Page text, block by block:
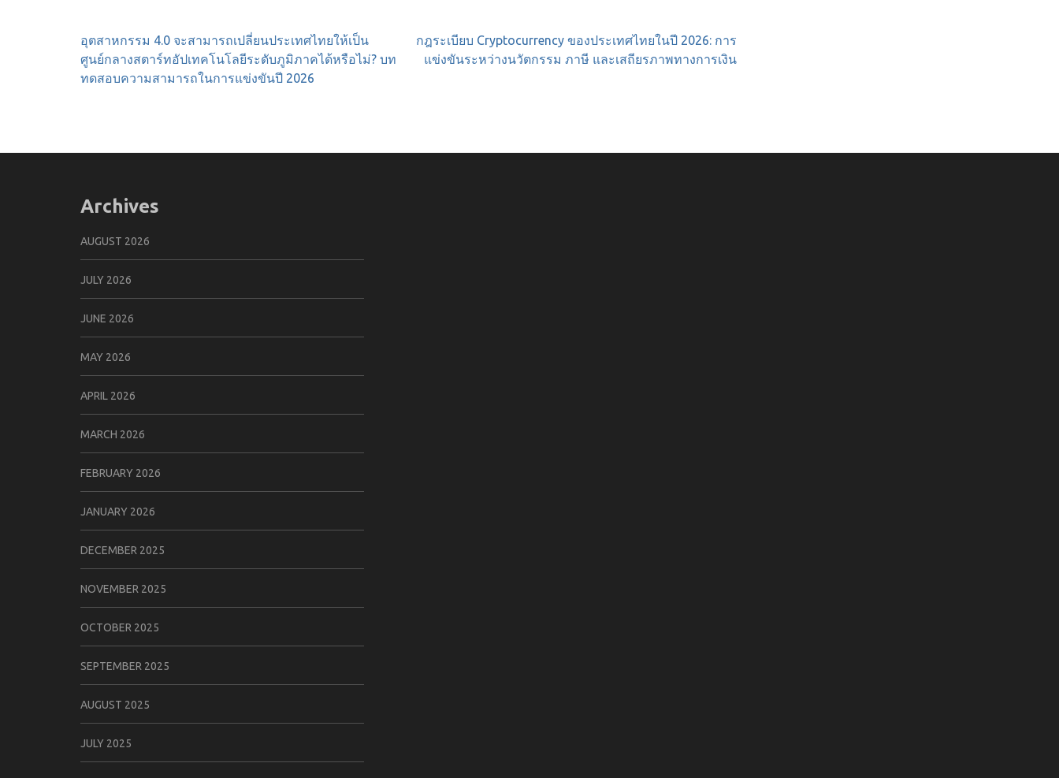
Post
navigation
อุตสาหกรรม 4.0 จะสามารถเปลี่ยนประเทศไทยให้เป็น
ศูนย์กลางสตาร์ทอัปเทคโนโลยีระดับภูมิภาคได้หรือไม่? บท
ทดสอบความสามารถในการแข่งขันปี 2026
กฎระเบียบ Cryptocurrency ของประเทศไทยในปี 2026: การ
แข่งขันระหว่างนวัตกรรม ภาษี และเสถียรภาพทางการเงิน
Archives
AUGUST 2026
JULY 2026
JUNE 2026
MAY 2026
APRIL 2026
MARCH 2026
FEBRUARY 2026
JANUARY 2026
DECEMBER 2025
NOVEMBER 2025
OCTOBER 2025
SEPTEMBER 2025
AUGUST 2025
JULY 2025